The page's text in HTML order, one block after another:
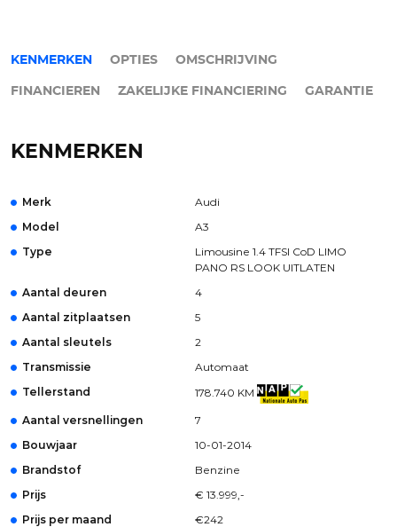
KENMERKEN OPTIES OMSCHRIJVING
FINANCIEREN ZAKELIJKE FINANCIERING GARANTIE
KENMERKEN
Merk
Audi
Model
A3
Type
Limousine 1.4 TFSI CoD LIMO
PANO RS LOOK UITLATEN
Aantal deuren
4
Aantal zitplaatsen
5
Aantal sleutels
2
Transmissie
Automaat
Tellerstand
178.740 KM
Aantal versnellingen
7
Bouwjaar
10-01-2014
Brandstof
Benzine
Prijs
€ 13.999,-
Prijs per maand
€242